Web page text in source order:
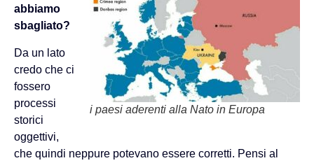
i paesi aderenti alla Nato in Europa
abbiamo
sbagliato?
Da un lato
credo che ci
fossero
processi
storici
oggettivi,
che quindi neppure potevano essere corretti. Pensi al